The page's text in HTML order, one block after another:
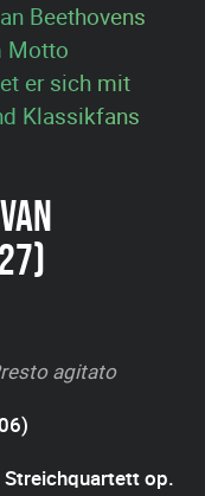
Beethovens
Motto
er sich mit
Klassikfans
agitato
Streichquartett op.